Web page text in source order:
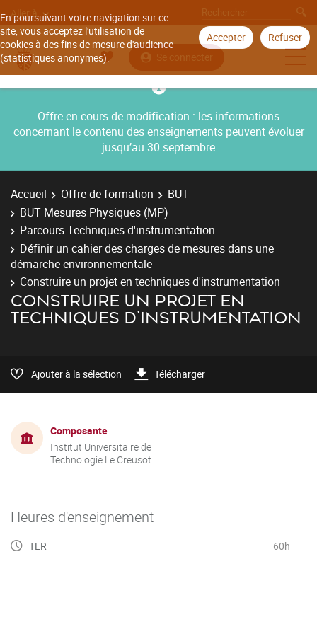
En poursuivant votre navigation sur ce
site, vous acceptez l'utilisation de
cookies à des fins de mesure d'audience
(statistiques anonymes).
Accepter Refuser
Aller à
Se connecter
Offre en cours de modification : les informations
concernant le contenu des enseignements peuvent évoluer
jusqu’au 30 septembre
Accueil Offre de formation
BUT
BUT Mesures Physiques (MP)
Parcours Techniques d'instrumentation
Définir un cahier des charges de mesures dans une
démarche environnementale
Construire un projet en techniques d'instrumentation
CONSTRUIRE UN PROJET EN
TECHNIQUES D'INSTRUMENTATION
Ajouter à la sélection Télécharger
Composante
Institut Universitaire de
Technologie Le Creusot
Heures d'enseignement
TER 60h